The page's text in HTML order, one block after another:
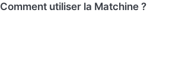
Comment utiliser la Matchine ?